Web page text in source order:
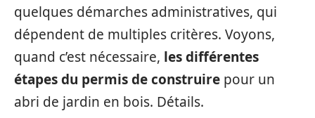
quelques démarches administratives, qui
dépendent de multiples critères. Voyons,
quand c’est nécessaire, les différentes
étapes du permis de construire pour un
abri de jardin en bois. Détails.